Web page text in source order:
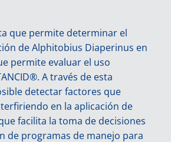
que permite determinar el
de Alphitobius Diaperinus en
permite evaluar el uso
A través de esta
detectar factores que
en la aplicación de
facilita la toma de decisiones
de programas de manejo para